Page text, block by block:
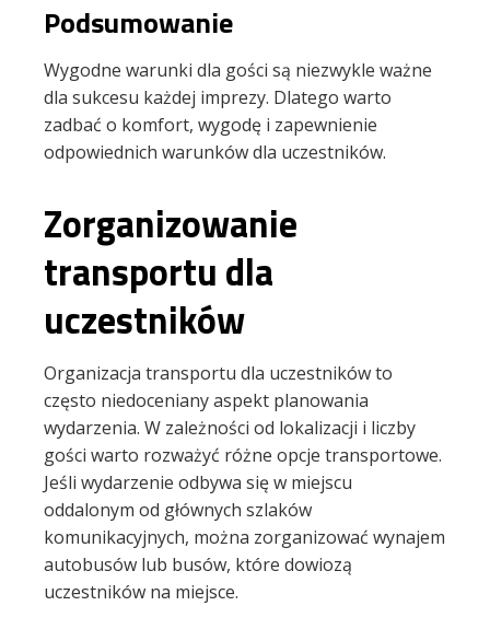
Podsumowanie
Wygodne warunki dla gości są niezwykle ważne
dla sukcesu każdej imprezy. Dlatego warto
zadbać o komfort, wygodę i zapewnienie
odpowiednich warunków dla uczestników.
Zorganizowanie
transportu dla
uczestników
Organizacja transportu dla uczestników to
często niedoceniany aspekt planowania
wydarzenia. W zależności od lokalizacji i liczby
gości warto rozważyć różne opcje transportowe.
Jeśli wydarzenie odbywa się w miejscu
oddalonym od głównych szlaków
komunikacyjnych, można zorganizować wynajem
autobusów lub busów, które dowiozą
uczestników na miejsce.